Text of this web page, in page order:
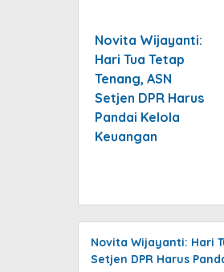
Novita Wijayanti:
Hari Tua Tetap
Tenang, ASN
Setjen DPR Harus
Pandai Kelola
Keuangan
Novita Wijayanti: Hari
Setjen DPR Harus